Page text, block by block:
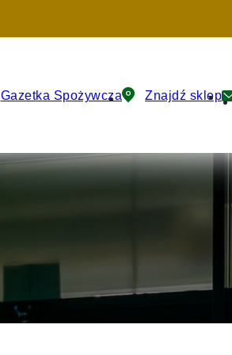
Gazetka Spożywcza Znajdź sklep